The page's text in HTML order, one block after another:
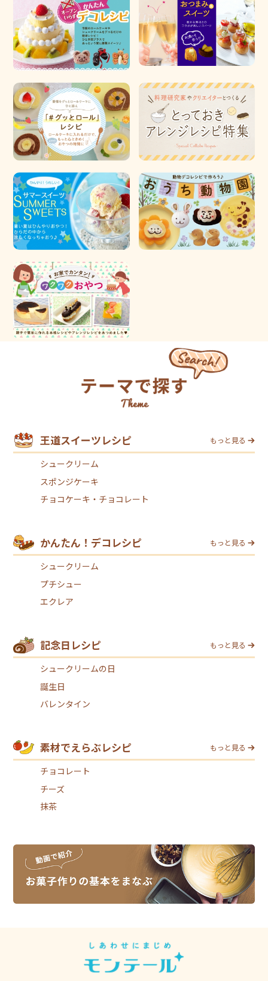
王道スイーツレシピ もっと見る
シュークリーム
スポンジケーキ
チョコケーキ・チョコレート
かんたん！デコレシピ もっと見る
シュークリーム
プチシュー
エクレア
記念日レシピ もっと見る
シュークリームの日
誕生日
バレンタイン
素材でえらぶレシピ もっと見る
チョコレート
チーズ
抹茶